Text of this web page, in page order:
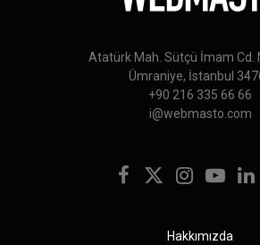
Atatürk Mah. Sütçü İmam Cd.
Ümraniye, İstanbul
+90 216 335 66 66
i@webmasto.com
Facebook
X
Instagram
YouTube
Hakkımızda